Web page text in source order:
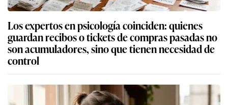
Los expertos en psicología coinciden: quienes
guardan recibos o tickets de compras pasadas no
son acumuladores, sino que tienen necesidad de
control